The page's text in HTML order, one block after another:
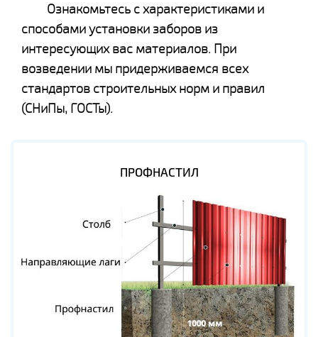
Ознакомьтесь с характеристиками и
способами установки заборов из
интересующих вас материалов. При
возведении мы придерживаемся всех
стандартов строительных норм и правил
(СНиПы, ГОСТы).
ПРОФНАСТИЛ